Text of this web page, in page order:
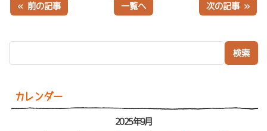
カレンダー
2025年9月
« 前の記事 一覧へ 次の記事 »